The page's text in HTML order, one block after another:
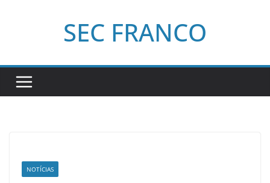
SEC FRANCO
NOTÍCIAS